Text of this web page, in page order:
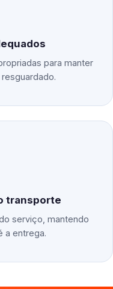
para manter
transporte
serviço, mantendo
a entrega.